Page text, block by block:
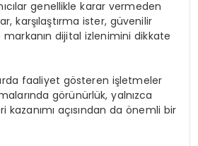
genellikle karar vermeden
karşılaştırma ister, güvenilir
dijital izlenimini dikkate
faaliyet gösteren işletmeler
görünürlük, yalnızca
kazanımı açısından da önemli bir